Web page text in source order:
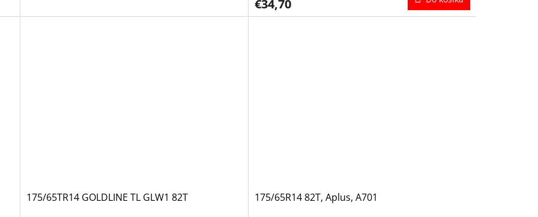
5,0
z
€34,70
175/65TR14 GOLDLINE TL GLW1 82T 175/65R14 82T, Aplus, A701